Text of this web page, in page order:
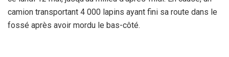
camion transportant 4 000 lapins ayant fini sa route dans le
fossé après avoir mordu le bas-côté.